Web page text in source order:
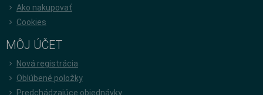
Ako nakupovať
Cookies
MÔJ ÚČET
Nová registrácia
Oblúbené položky
Predchádzajúce objednávky